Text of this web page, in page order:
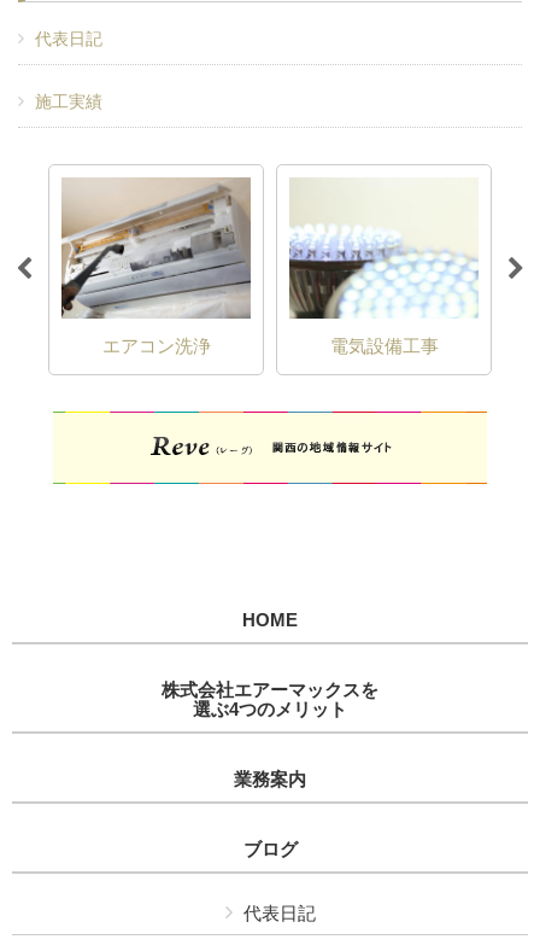
代表日記
施工実績
エアコン洗浄 電気設備工事
HOME
株式会社エアーマックスを
選ぶ4つのメリット
業務案内
ブログ
代表日記